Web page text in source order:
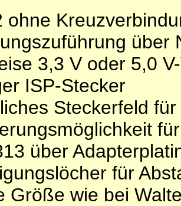
ohne
über
3,3 V oder 5,0
ISP-Stecker
Steckerfeld
über
für
Größe wie bei